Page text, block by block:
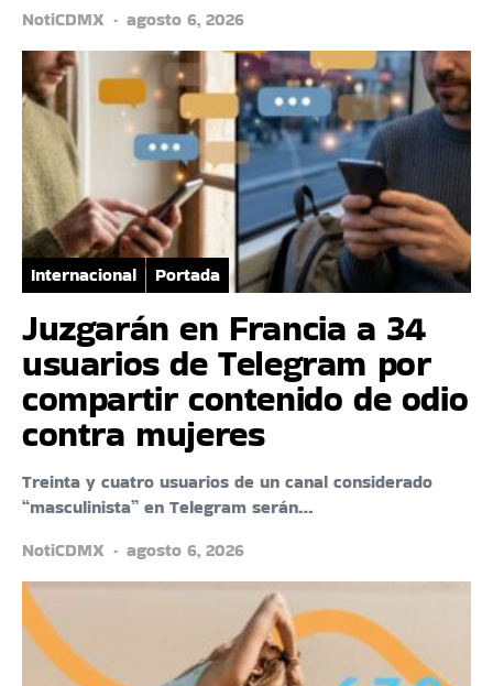
NotiCDMX
agosto 6, 2026
Internacional Portada
Juzgarán en Francia a 34
usuarios de Telegram por
compartir contenido de odio
contra mujeres
Treinta y cuatro usuarios de un canal considerado
“masculinista” en Telegram serán…
NotiCDMX
agosto 6, 2026